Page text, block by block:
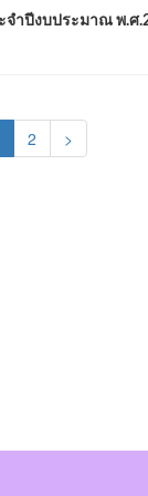
ำปีงบประมาณ พ.ศ
(current)
2 >